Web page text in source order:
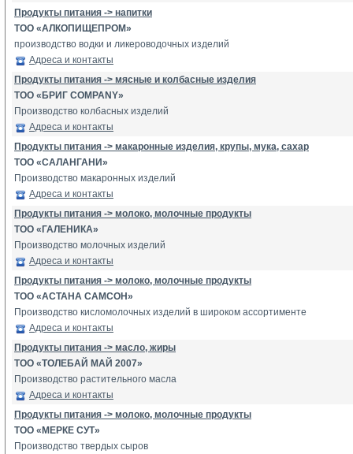
Продукты питания -> напитки
ТОО «АЛКОПИЩЕПРОМ»
производство водки и ликероводочных изделий
Адреса и контакты
Продукты питания -> мясные и колбасные изделия
ТОО «БРИГ COMPANY»
Производство колбасных изделий
Адреса и контакты
Продукты питания -> макаронные изделия, крупы, мука, сахар
ТОО «САЛАНГАНИ»
Производство макаронных изделий
Адреса и контакты
Продукты питания -> молоко, молочные продукты
ТОО «ГАЛЕНИКА»
Производство молочных изделий
Адреса и контакты
Продукты питания -> молоко, молочные продукты
ТОО «АСТАНА САМСОН»
Производство кисломолочных изделий в широком ассортименте
Адреса и контакты
Продукты питания -> масло, жиры
ТОО «ТОЛЕБАЙ МАЙ 2007»
Производство растительного масла
Адреса и контакты
Продукты питания -> молоко, молочные продукты
ТОО «МЕРКЕ СУТ»
Производство твердых сыров